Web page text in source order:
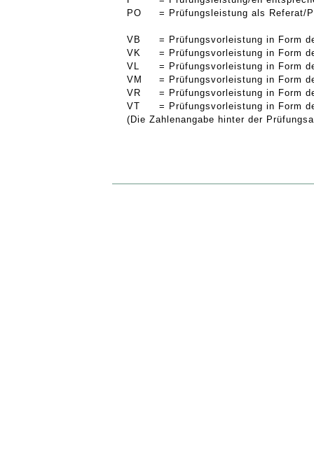
PO
= Prüfungsleistung als Referat/
VB
= Prüfungsvorleistung in Form
VK
= Prüfungsvorleistung in Form
VL
= Prüfungsvorleistung in Form
VM
= Prüfungsvorleistung in Form
VR
= Prüfungsvorleistung in Form
VT
= Prüfungsvorleistung in Form
(Die Zahlenangabe hinter der